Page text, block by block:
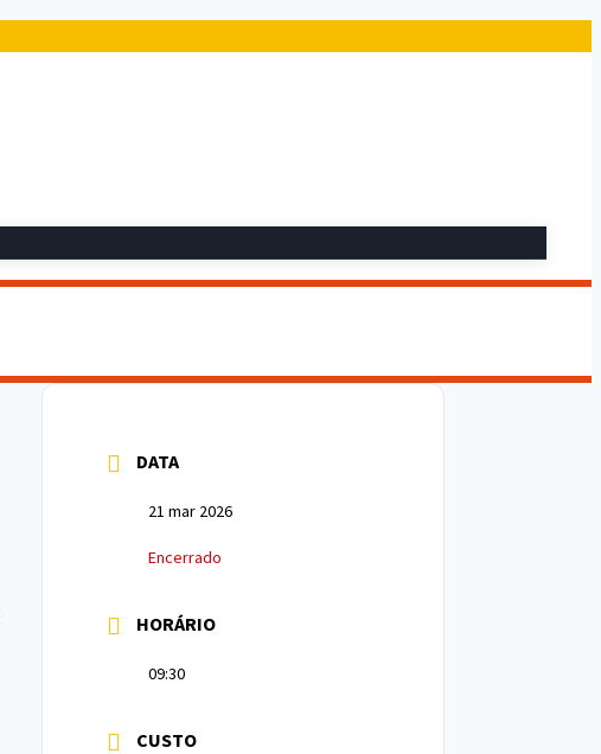
DATA
21 mar 2026
Encerrado
HORÁRIO
09:30
CUSTO